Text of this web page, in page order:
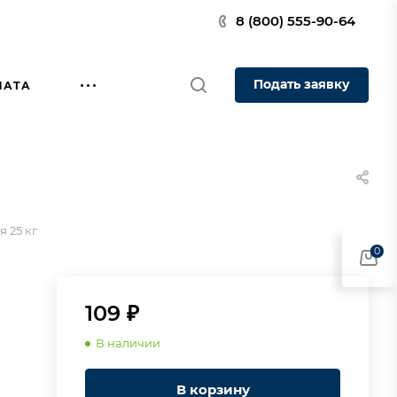
8 (800) 555-90-64
Подать заявку
25 кг
109 ₽
В наличии
В корзину
0